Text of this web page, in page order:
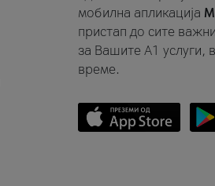
мобилна апликација
пристап до сите
за Вашите A1 услуги,
време.